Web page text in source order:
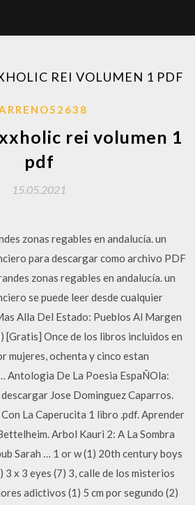
REI VOLUMEN 1 PDF
rei volumen 1
pdf
15.05.2021
zonas regables en andalucía. un
para descargar como archivo PDF
zonas regables en andalucía. un
se puede leer desde cualquier
Alla Del Estado: Pueblos Al Margen
[Gratis] Once de los libros incluidos en
mujeres, ochenta y cinco estan
Antologia De La Poesia EspaÑOla:
Jose Dominguez Caparros.
La Caperucita 1 libro .pdf. Aprender
Arbol Kauri 2: A La Sombra
Sarah … 1 or w (1) 20th century boys
x 3 eyes (7) 3, calle de los misterios
adictivos (1) 5 cm por segundo (2)